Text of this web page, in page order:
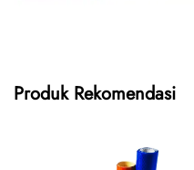
Produk Rekomendasi